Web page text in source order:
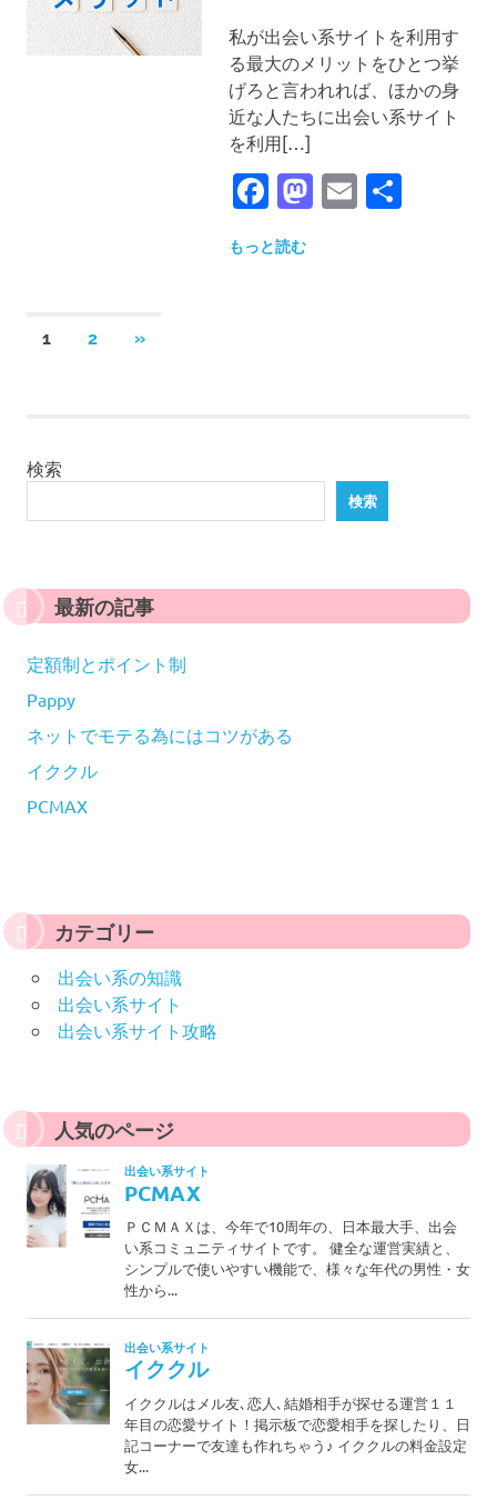
私が出会い系サイトを利用す
る最大のメリットをひとつ挙
げろと言われれば、ほかの身
近な人たちに出会い系サイト
を利用[…]
Facebook
Mastodon
Email
共
もっと読む
投
ジ
1 2
次
»
検索
検索
最新の記事
定額制とポイント制
Pappy
ネットでモテる為にはコツがある
イククル
PCMAX
カテゴリー
出会い系の知識
出会い系サイト
出会い系サイト攻略
人気のページ